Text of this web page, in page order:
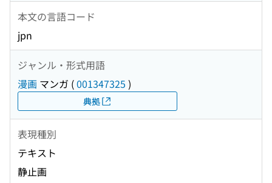
本文の言語コード
jpn
ジャンル・形式用語
漫画 マンガ (001347325 )
典拠
表現種別
テキスト
静止画